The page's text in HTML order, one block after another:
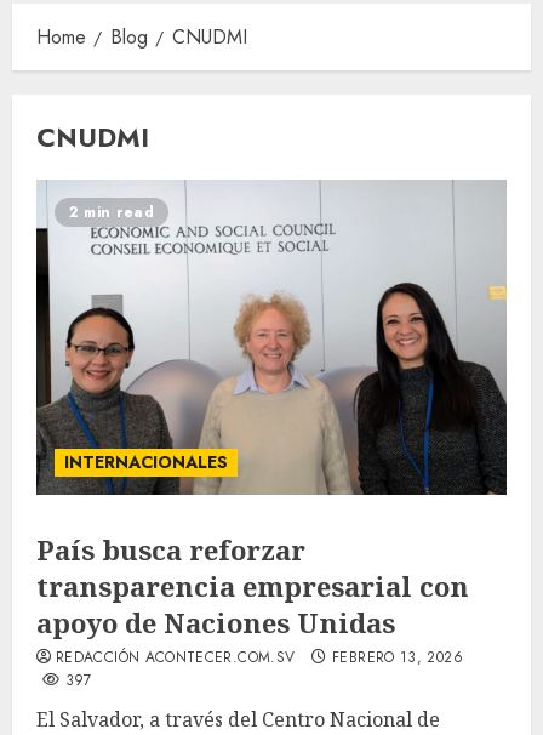
Home Blog CNUDMI
CNUDMI
2 min read
INTERNACIONALES
País busca reforzar
transparencia empresarial con
apoyo de Naciones Unidas
REDACCIÓN ACONTECER.COM.SV
FEBRERO 13, 2026
397
El Salvador, a través del Centro Nacional de